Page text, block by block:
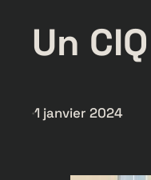
Un
·1 janvier 2024